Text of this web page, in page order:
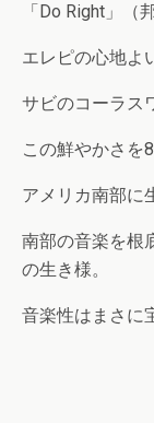
「Do Right」（
エレピの心地よ
サビのコーラス
この鮮やかさを
アメリカ南部に
南部の音楽を根
の生き様。
音楽性はまさに